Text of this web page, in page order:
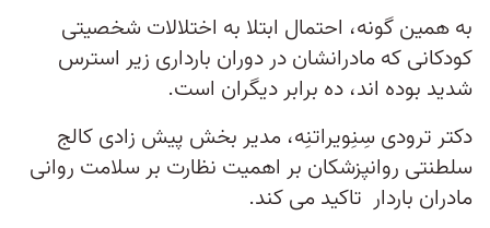
به همین گونه، احتمال ابتلا به اختلالات شخصیتی
کودکانی که مادرانشان در دوران بارداری زیر استرس
شدید بوده اند، ده برابر دیگران است.
دکتر ترودی سِنِویراتنِه، مدیر بخش پیش زادی کالج
سلطنتی روانپزشکان بر اهمیت نظارت بر سلامت روانی
مادران باردار تاکید می کند.